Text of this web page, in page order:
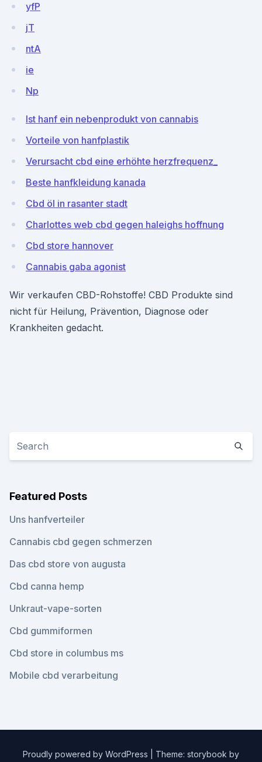
yfP
jT
ntA
ie
Np
Ist hanf ein nebenprodukt von cannabis
Vorteile von hanfplastik
Verursacht cbd eine erhöhte herzfrequenz_
Beste hanfkleidung kanada
Cbd öl in rasanter stadt
Charlottes web cbd gegen haleighs hoffnung
Cbd store hannover
Cannabis gaba agonist
Wir verkaufen CBD-Rohstoffe! CBD Produkte sind
nicht für Heilung, Prävention, Diagnose oder
Krankheiten gedacht.
Featured Posts
Uns hanfverteiler
Cannabis cbd gegen schmerzen
Das cbd store von augusta
Cbd canna hemp
Unkraut-vape-sorten
Cbd gummiformen
Cbd store in columbus ms
Mobile cbd verarbeitung
Proudly powered by WordPress
Theme: storybook by